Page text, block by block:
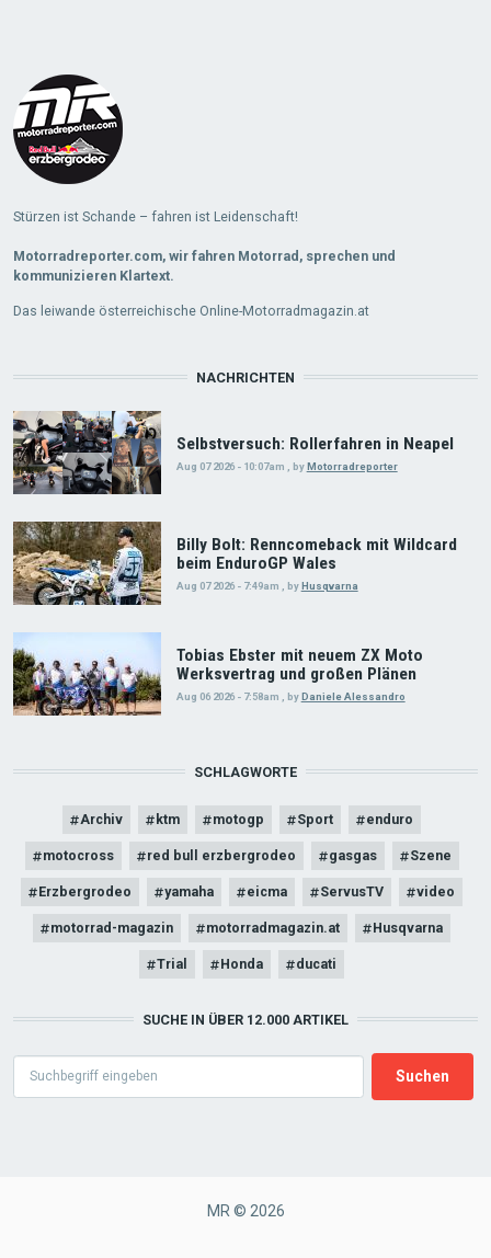
Stürzen ist Schande – fahren ist Leidenschaft!
Motorradreporter.com, wir fahren Motorrad, sprechen und
kommunizieren Klartext.
Das leiwande österreichische Online-Motorradmagazin.at
NACHRICHTEN
Selbstversuch: Rollerfahren in Neapel
Aug 07 2026 - 10:07am byMotorradreporter
Billy Bolt: Renncomeback mit Wildcard
beim EnduroGP Wales
Aug 07 2026 - 7:49am byHusqvarna
Tobias Ebster mit neuem ZX Moto
Werksvertrag und großen Plänen
Aug 06 2026 - 7:58am byDaniele Alessandro
SCHLAGWORTE
Archiv ktm motogp Sport enduro
motocross red bull erzbergrodeo gasgas Szene
Erzbergrodeo yamaha eicma ServusTV video
motorrad-magazin motorradmagazin.at Husqvarna
Trial Honda ducati
SUCHE IN ÜBER 12.000 ARTIKEL
MR © 2026